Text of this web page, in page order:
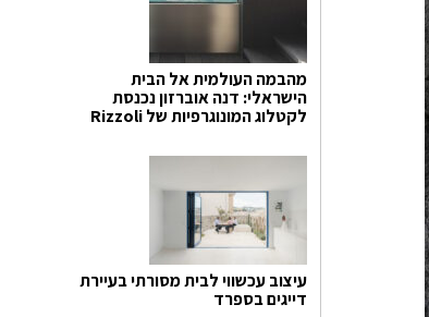
מהבמה העולמית אל הבית
הישראלי: דנה אוברזון נכנסת
לקטלוג המונוגרפיות של Rizzoli
עיצוב עכשווי לבית מסורתי בעיירת
דייגים בספרד